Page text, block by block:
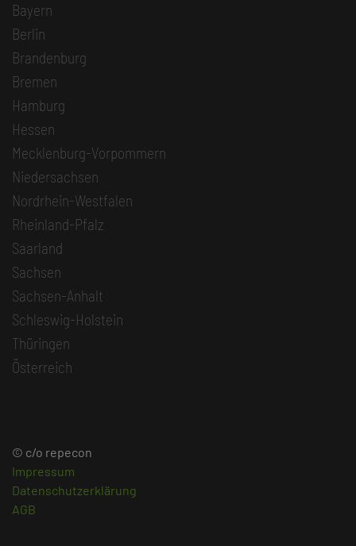
Bayern
Berlin
Brandenburg
Bremen
Hamburg
Hessen
Mecklenburg-Vorpommern
Niedersachsen
Nordrhein-Westfalen
Rheinland-Pfalz
Saarland
Sachsen
Sachsen-Anhalt
Schleswig-Holstein
Thüringen
Österreich
© c/o repecon
Impressum
Datenschutzerklärung
AGB